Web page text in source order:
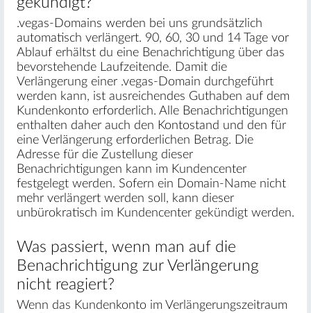
.vegas-Domains werden bei uns grundsätzlich
automatisch verlängert. 90, 60, 30 und 14 Tage vor
Ablauf erhältst du eine Benachrichtigung über das
bevorstehende Laufzeitende. Damit die
Verlängerung einer .vegas-Domain durchgeführt
werden kann, ist ausreichendes Guthaben auf dem
Kundenkonto erforderlich. Alle Benachrichtigungen
enthalten daher auch den Kontostand und den für
eine Verlängerung erforderlichen Betrag. Die
Adresse für die Zustellung dieser
Benachrichtigungen kann im Kundencenter
festgelegt werden. Sofern ein Domain-Name nicht
mehr verlängert werden soll, kann dieser
unbürokratisch im Kundencenter gekündigt werden.
Was passiert, wenn man auf die
Benachrichtigung zur Verlängerung
nicht reagiert?
Wenn das Kundenkonto im Verlängerungszeitraum